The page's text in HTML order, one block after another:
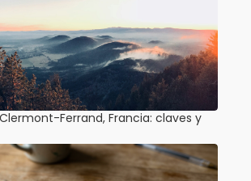
Ferrand, Francia: claves y